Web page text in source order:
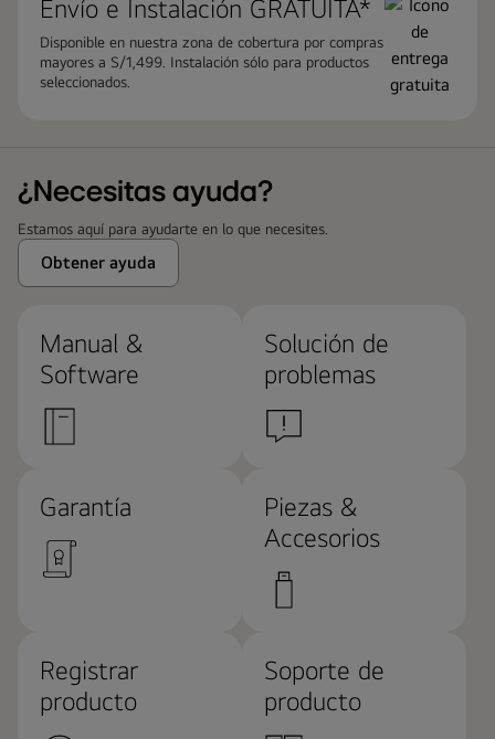
Envío e Instalación GRATUITA*
Disponible en nuestra zona de cobertura por compras
mayores a S/1,499. Instalación sólo para productos
seleccionados.
¿Necesitas ayuda?
Estamos aquí para ayudarte en lo que necesites.
Obtener ayuda
Manual &
Software
Solución de
problemas
Garantía
Piezas &
Accesorios
Registrar
producto
Soporte de
producto